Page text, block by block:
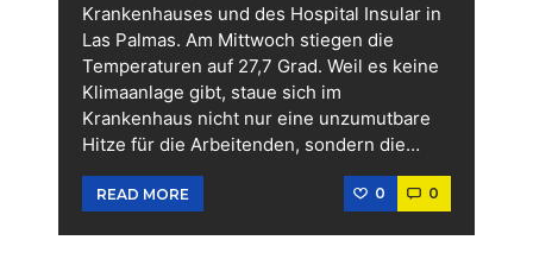
Krankenhauses und des Hospital Insular in
Las Palmas. Am Mittwoch stiegen die
Temperaturen auf 27,7 Grad. Weil es keine
Klimaanlage gibt, staue sich im
Krankenhaus nicht nur eine unzumutbare
Hitze für die Arbeitenden, sondern die…
READ MORE 0 0